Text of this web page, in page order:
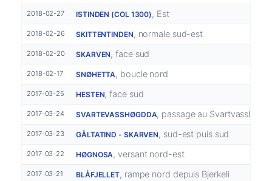
2018-02-27 ISTINDEN (COL 1300) , Est
2018-02-26 SKITTENTINDEN , normale sud-est
2018-02-20 SKARVEN , face sud
2018-02-17 SNØHETTA , boucle nord
2017-03-25 HESTEN, face sud
2017-03-24 SVARTEVASSHØGDDA, passage au Svartvassbu
2017-03-23 GÅLTATIND - SKARVEN , sud-est puis sud
2017-03-22 HØGNOSA , versant nord-est
2017-03-21 BLÅFJELLET, rampe nord depuis Bjerkeli